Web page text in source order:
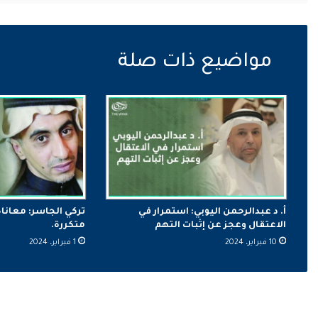
أ. د عبدالرحمن اليوبي: استمرار في
الاعتقال وعجز عن إثبات التهم
10 فبراير، 2024
تركي الجاسر:
متكررة.
1 فبراير، 2024